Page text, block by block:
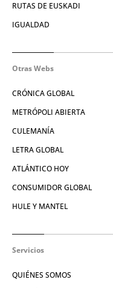
RUTAS DE EUSKADI
IGUALDAD
Otras Webs
CRÓNICA GLOBAL
METRÓPOLI ABIERTA
CULEMANÍA
LETRA GLOBAL
ATLÁNTICO HOY
CONSUMIDOR GLOBAL
HULE Y MANTEL
Servicios
QUIÉNES SOMOS